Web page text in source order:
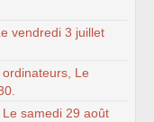
vendredi 3 juillet
Le
samedi 29 août